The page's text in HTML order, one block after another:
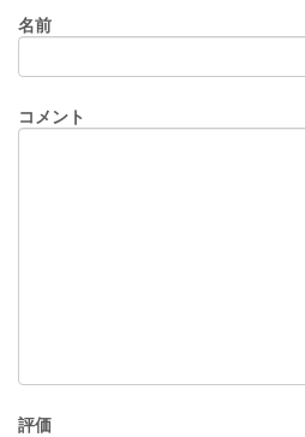
名前
コメント
評価